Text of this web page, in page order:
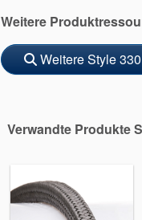
Weitere
Weitere Style
Verwandte Produkte